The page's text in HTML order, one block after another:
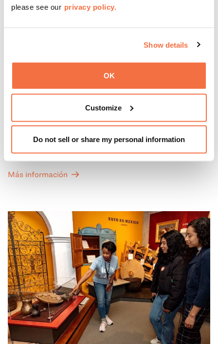
please see our privacy policy.
Show details
OK
Customize
Do not sell or share my personal information
PRIMEROS DOMINGOS
Primeros domingos
a las Galerías de Arte, Historia y Ciencias Naturales de
California del OMCA es gratuita y las entradas para las
a un precio reducido de 6 $.
Más información